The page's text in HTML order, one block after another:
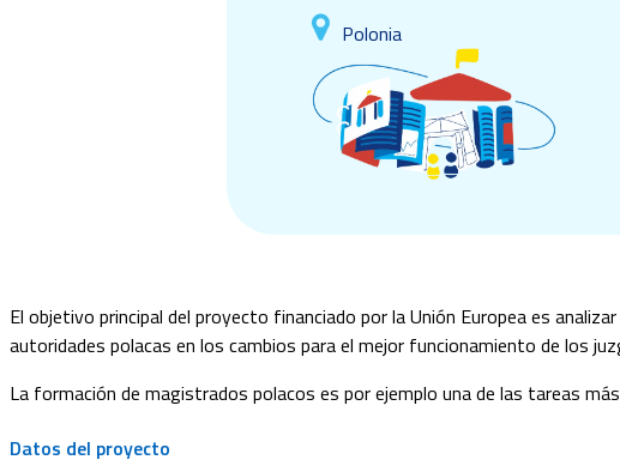
Polonia
El objetivo principal del proyecto financiado por la Unión Europea es
autoridades polacas en los cambios para el mejor funcionamiento de los
La formación de magistrados polacos es por ejemplo una de las tareas
Datos del proyecto